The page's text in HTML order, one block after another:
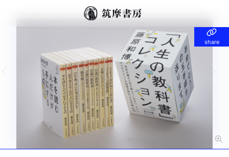
share
share
Previous slide